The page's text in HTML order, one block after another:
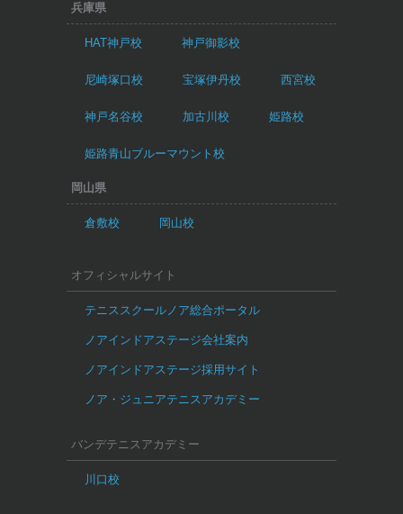
兵庫県
HAT神戸校 神戸御影校
尼崎塚口校 宝塚伊丹校 西宮校
神戸名谷校 加古川校 姫路校
姫路青山ブルーマウント校
岡山県
倉敷校 岡山校
オフィシャルサイト
テニススクールノア総合ポータル
ノアインドアステージ会社案内
ノアインドアステージ採用サイト
ノア・ジュニアテニスアカデミー
バンデテニスアカデミー
川口校